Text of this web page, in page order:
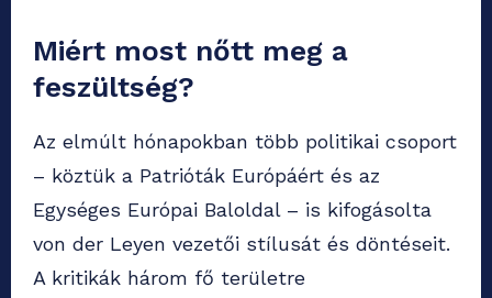
Miért most nőtt meg a
feszültség?
Az elmúlt hónapokban több politikai csoport
– köztük a Patrióták Európáért és az
Egységes Európai Baloldal – is kifogásolta
von der Leyen vezetői stílusát és döntéseit.
A kritikák három fő területre